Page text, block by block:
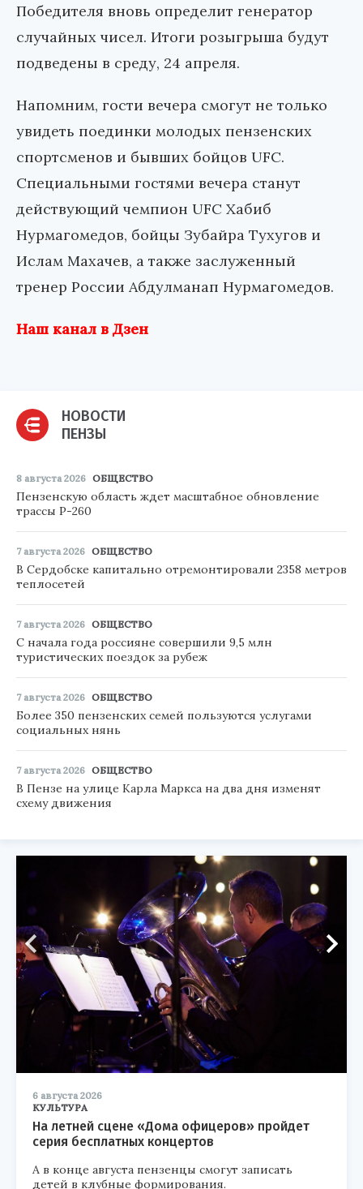
Победителя вновь определит генератор
случайных чисел. Итоги розыгрыша будут
подведены в среду, 24 апреля.
Напомним, гости вечера смогут не только
увидеть поединки молодых пензенских
спортсменов и бывших бойцов UFC.
Специальными гостями вечера станут
действующий чемпион UFC Хабиб
Нурмагомедов, бойцы Зубайра Тухугов и
Ислам Махачев, а также заслуженный
тренер России Абдулманап Нурмагомедов.
Наш канал в Дзен
НОВОСТИ
ПЕНЗЫ
8 августа 2026 ОБЩЕСТВО
Пензенскую область ждет масштабное обновление
трассы Р-260
7 августа 2026 ОБЩЕСТВО
В Сердобске капитально отремонтировали 2358 метров
теплосетей
7 августа 2026 ОБЩЕСТВО
С начала года россияне совершили 9,5 млн
туристических поездок за рубеж
7 августа 2026 ОБЩЕСТВО
Более 350 пензенских семей пользуются услугами
социальных нянь
7 августа 2026 ОБЩЕСТВО
В Пензе на улице Карла Маркса на два дня изменят
схему движения
6 августа 2026
КУЛЬТУРА
На летней сцене «Дома офицеров» пройдет
серия бесплатных концертов
А в конце августа пензенцы смогут записать
детей в клубные формирования.